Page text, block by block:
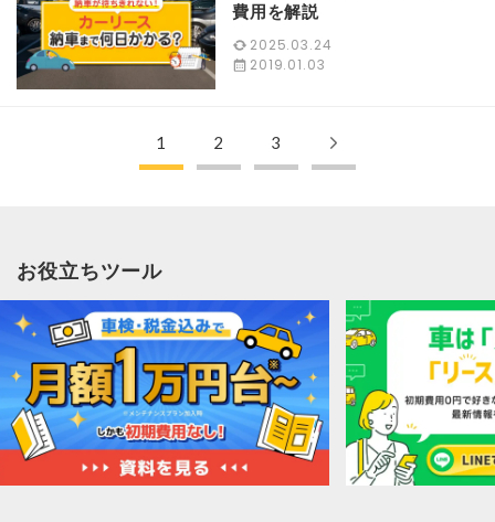
費用を解説
2025.03.24
2019.01.03
1 2 3
お役立ちツール